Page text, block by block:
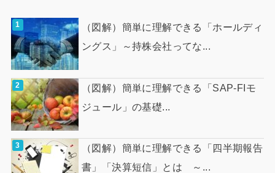
（図解）簡単に理解できる「ホールディ
ングス」～持株会社ってな...
（図解）簡単に理解できる「SAP-FIモ
ジュール」の基礎...
（図解）簡単に理解できる「四半期報告
書」「決算短信」とは ～...